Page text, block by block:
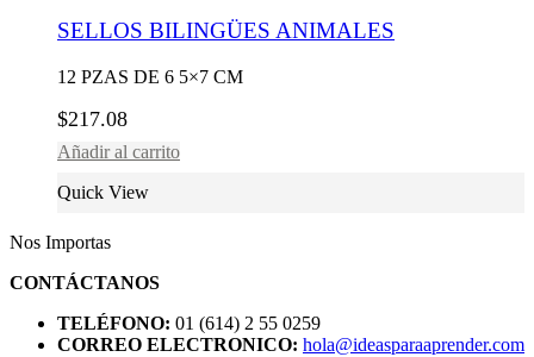
SELLOS BILINGÜES ANIMALES
12 PZAS DE 6 5×7 CM
$217.08
Añadir al carrito
Quick View
Nos Importas
CONTÁCTANOS
TELÉFONO: 01 (614) 2 55 0259
CORREO ELECTRONICO: hola@ideasparaaprender.com